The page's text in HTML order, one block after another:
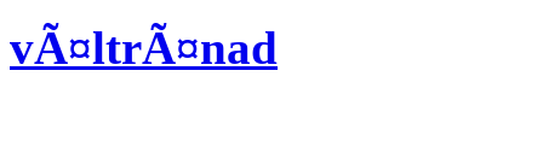
vÃ¤ltrÃ¤nad